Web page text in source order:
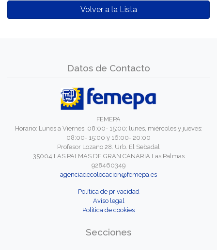
Volver a la Lista
Datos de Contacto
FEMEPA
Horario: Lunes a Viernes: 08:00- 15:00; lunes, miércoles y jueves:
08:00- 15:00 y 16:00- 20:00
Profesor Lozano 28. Urb. El Sebadal
35004 LAS PALMAS DE GRAN CANARIA Las Palmas
928460349
agenciadecolocacion@femepa.es
Política de privacidad
Aviso legal
Política de cookies
Secciones